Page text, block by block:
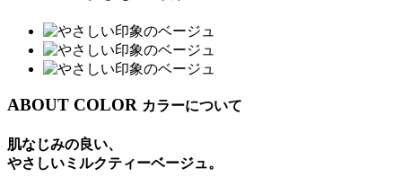
ABOUT COLOR カラーについて
肌なじみの良い、
やさしいミルクティーベージュ。